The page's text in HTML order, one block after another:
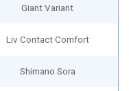
Giant Variant
Liv Contact Comfort
Shimano Sora